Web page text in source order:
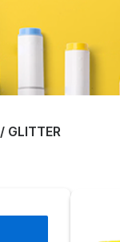
/ GLITTER